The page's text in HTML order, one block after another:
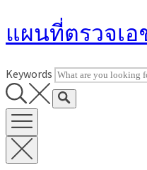
to
แผนที่ตรวจเอ
Keywords